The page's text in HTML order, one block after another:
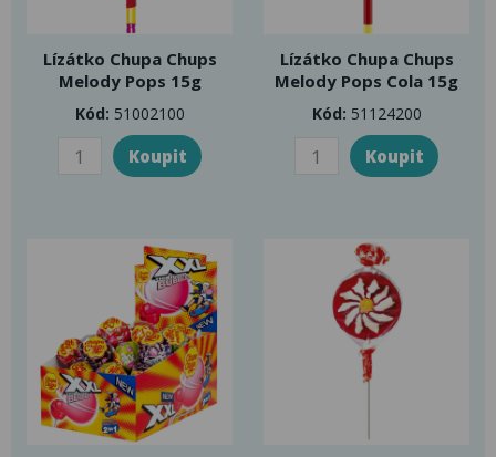
Lízátko Chupa Chups
Melody Pops 15g
Kód: 51002100
Lízátko Chupa Chups
Melody Pops Cola 15g
Kód: 51124200